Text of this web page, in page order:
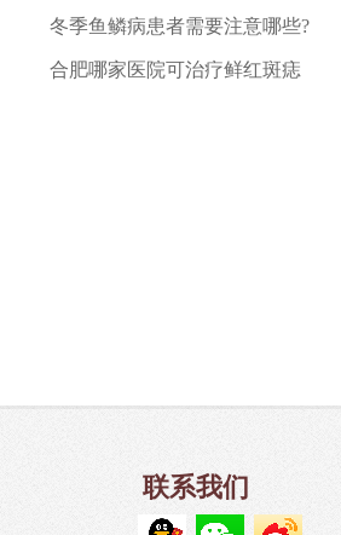
冬季鱼鳞病患者需要注意哪些?
合肥哪家医院可治疗鲜红斑痣
联系我们